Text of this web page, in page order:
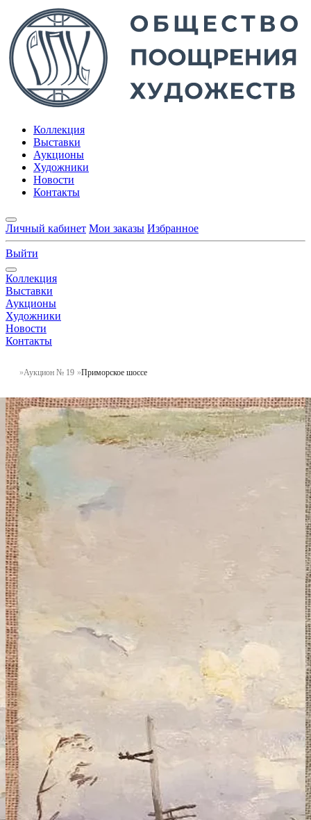
Коллекция
Выставки
Аукционы
Художники
Новости
Контакты
Личный кабинет Мои заказы Избранное
Выйти
Коллекция
Выставки
Аукционы
Художники
Новости
Контакты
Аукцион № 19 Приморское шоссе